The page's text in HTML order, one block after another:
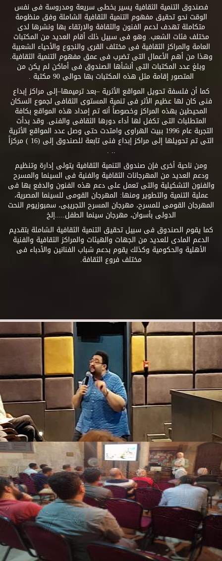
فصندوق التنمية الثقافية يسير بخطى سريعة ومدروسة فى نفس
الوقت نحو تحقيق مفهوم التنمية الثقافية الشاملة وفق منظومة
متكاملة تهدف لدعم الفنون والثقافة والارتقاء بها ونشرها لدى
مختلف فئات الشعب. وهو فى سبيل ذلك أقام العديد من المكتبات
العامة والمراكز الثقافية فى مختلف القرى والنجوع والأحياء الشعبية
وهذا من أهم الأعمال التى تضرب فى عمق مفهوم التنمية الثقافية.
وبلغ عدد المكتبات التى أنشأها الصندوق فى أماكن لم يكن من
المتصور إقامة مثل هذه المكتبات بها حوالى 90 مكتبة .
كما أن فلسفة تحويل المواقع الأثرية –بعد ترميمها–إلى مراكز إبداع
فنى كان لها عظيم الأثر فى تنمية المستوى الثقافى لجموع السكان
المحيطين بهذه المراكز وخصوصاً أنه تم إمداد هذه المواقع بكافة
المتطلبات التى تكفل لها أداء دورها الثقافى والفنى. وقد بدأت
التجربة عام 1996 ببيت الهراوى وامتدت حتى وصل عدد المواقع الأثرية
التى تم تحويلها إلى مراكز إبداع فنى تابعة للصندوق إلى (16 ) مركزاً
.. .
ومن ناحية أخرى فإن صندوق التنمية الثقافية يتولى إدارة وتنظيم
ودعم العديد من المهرجانات الثقافية والفنية فى السينما والمسرح
والفنون التشكيلية والتى تعمل على دعم هذه الفنون والدفع بها فى
عملية التنمية والتطوير ومنها: المهرجان القومى للسينما المصرية،
المهرجان القومى للمسرح، مهرجان المسرح التجريبى، سمبوزيوم النحت
الدولى بأسوان، مهرجان سينما الطفل.....إلخ
كما يقوم الصندوق فى سبيل تحقيق التنمية الثقافية الشاملة بتقديم
الدعم المادى للعديد من الجهات والهيئات والمراكز الثقافية والفنية
الأهلية والحكومية وكذلك يقوم بدعم شباب الفنانين والأدباء فى
مختلف فروع الثقافة.